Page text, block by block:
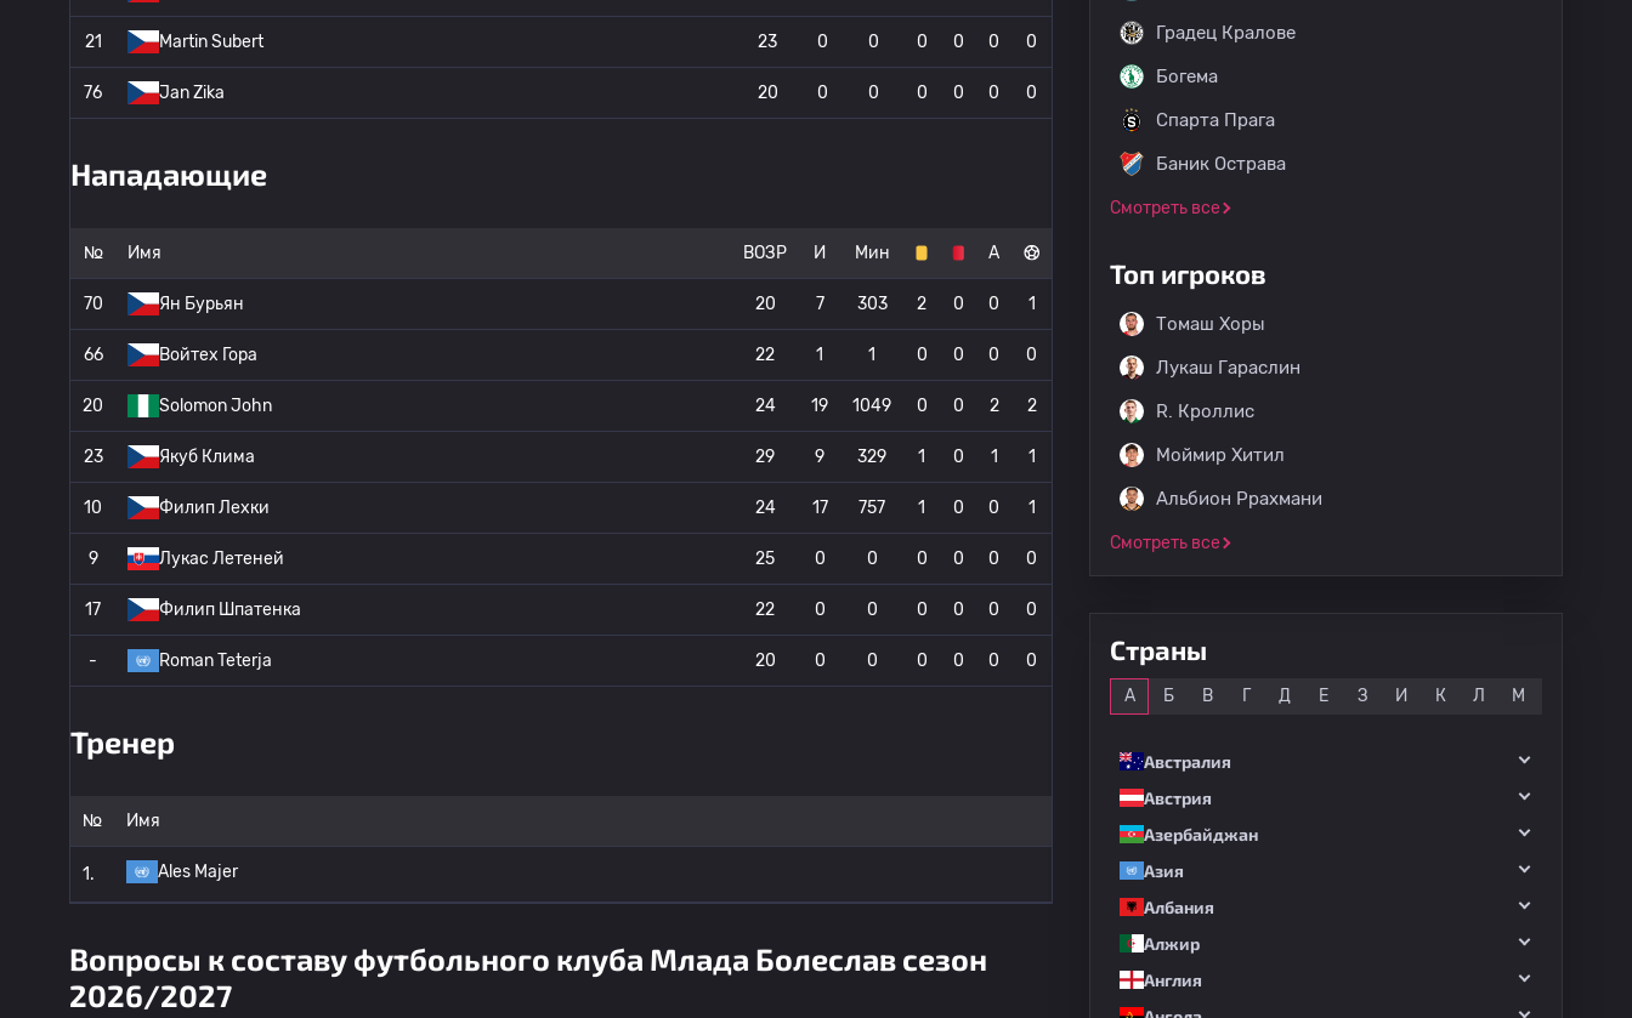
21 Martin Subert 23 0 0 0 0 0 0
76 Jan Zika 20 0 0 0 0 0 0
Нападающие
№ Имя ВОЗР И Мин А
70 Ян Бурьян 20 7 303 2 0 0 1
66 Войтех Гора 22 1 1 0 0 0 0
20 Solomon John 24 19 1049 0 0 2 2
23 Якуб Клима 29 9 329 1 0 1 1
10 Филип Лехки 24 17 757 1 0 0 1
9 Лукас Летеней 25 0 0 0 0 0 0
17 Филип Шпатенка 22 0 0 0 0 0 0
- Roman Teterja 20 0 0 0 0 0 0
Тренер
№ Имя
1. Ales Majer
Вопросы к составу футбольного клуба Млада Болеслав сезон
2026/2027
Градец Кралове
Богема
Спарта Прага
Баник Острава
Смотреть все
Топ игроков
Томаш Хоры
Лукаш Гараслин
R. Кроллис
Моймир Хитил
Альбион Ррахмани
Смотреть все
Страны
А Б В Г Д Е З И К Л М
Австралия
Австрия
Азербайджан
Азия
Албания
Алжир
Англия